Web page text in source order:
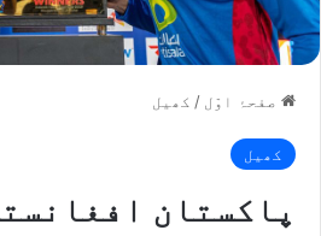
صفحۂ اوّل / کھیل
کھیل
پاکستان